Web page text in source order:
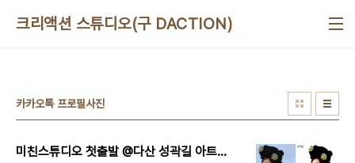
크리액션 스튜디오(구 DACTION)
카카오톡 프로필사진
미친스튜디오 첫출발 @다산 성곽길 아트마켓(주민잔치) 2015.05.10